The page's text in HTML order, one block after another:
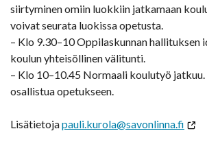
siirtyminen omiin luokkiin jatkamaan
voivat seurata luokissa opetusta.
– Klo 9.30–10 Oppilaskunnan hallituksen
koulun yhteisöllinen välitunti.
– Klo 10–10.45 Normaali koulutyö
osallistua opetukseen.
Lisätietojapauli.kurola@savonlinna.fi